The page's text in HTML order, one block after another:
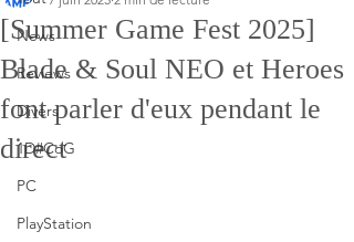
News
Reviews
Divers
1D#CoG
PC
PlayStation
[Summer Game Fest 2025]
Blade & Soul NEO et Heroes
font parler d'eux pendant le
direct